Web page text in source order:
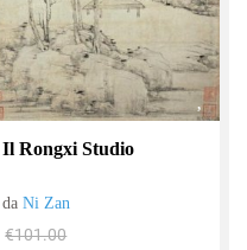
Il Rongxi Studio
daNi Zan
€101.00